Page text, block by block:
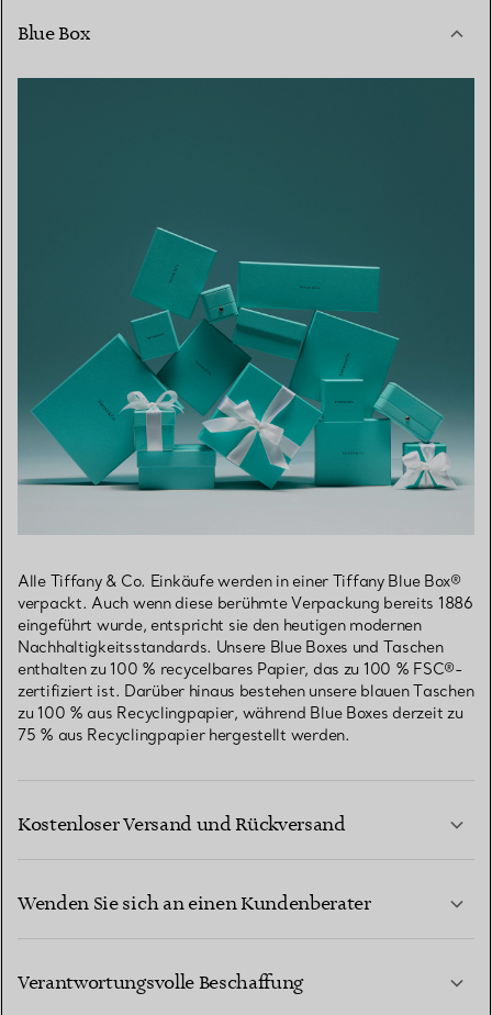
Blue Box
Alle Tiffany & Co. Einkäufe werden in einer Tiffany Blue Box®
verpackt. Auch wenn diese berühmte Verpackung bereits 1886
eingeführt wurde, entspricht sie den heutigen modernen
Nachhaltigkeitsstandards. Unsere Blue Boxes und Taschen
enthalten zu 100 % recycelbares Papier, das zu 100 % FSC®-
zertifiziert ist. Darüber hinaus bestehen unsere blauen Taschen
zu 100 % aus Recyclingpapier, während Blue Boxes derzeit zu
75 % aus Recyclingpapier hergestellt werden.
Kostenloser Versand und Rückversand
Wenden Sie sich an einen Kundenberater
Verantwortungsvolle Beschaffung